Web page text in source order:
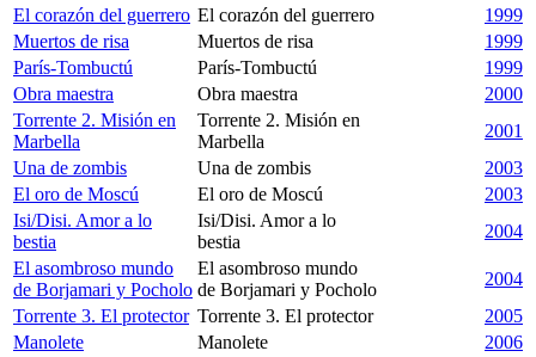
El corazón del guerrero El corazón del guerrero
1999
Muertos de risa
Muertos de risa
1999
París-Tombuctú
París-Tombuctú
1999
Obra maestra
Obra maestra
2000
Torrente 2. Misión en
Marbella
Torrente 2. Misión en
Marbella
2001
Una de zombis
Una de zombis
2003
El oro de Moscú
El oro de Moscú
2003
Isi/Disi. Amor a lo
bestia
Isi/Disi. Amor a lo
bestia
2004
El asombroso mundo
de Borjamari y Pocholo
El asombroso mundo
de Borjamari y Pocholo
2004
Torrente 3. El protector Torrente 3. El protector
2005
Manolete
Manolete
2006